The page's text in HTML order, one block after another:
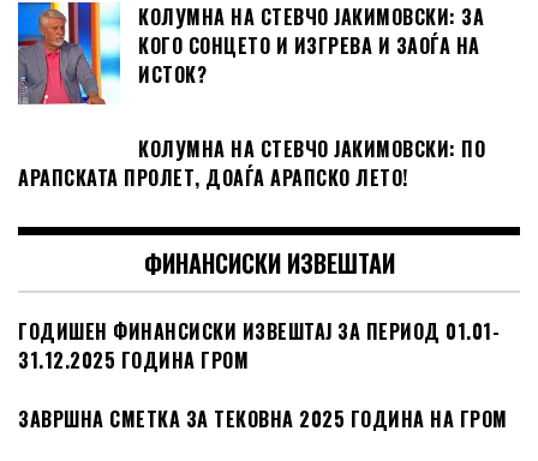
КОЛУМНА НА СТЕВЧО ЈАКИМОВСКИ: ЗА
КОГО СОНЦЕТО И ИЗГРЕВА И ЗАОЃА НА
ИСТОК?
КОЛУМНА НА СТЕВЧО ЈАКИМОВСКИ: ПО
АРАПСКАТА ПРОЛЕТ, ДОАЃА АРАПСКО ЛЕТО!
ФИНАНСИСКИ ИЗВЕШТАИ
ГОДИШЕН ФИНАНСИСКИ ИЗВЕШТАЈ ЗА ПЕРИОД 01.01-
31.12.2025 ГОДИНА ГРОМ
ЗАВРШНА СМЕТКА ЗА ТЕКОВНА 2025 ГОДИНА НА ГРОМ